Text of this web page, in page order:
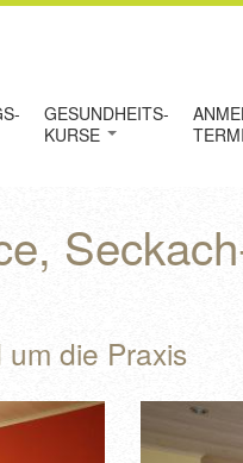
GESUNDHEITS-
KURSE
die Praxis